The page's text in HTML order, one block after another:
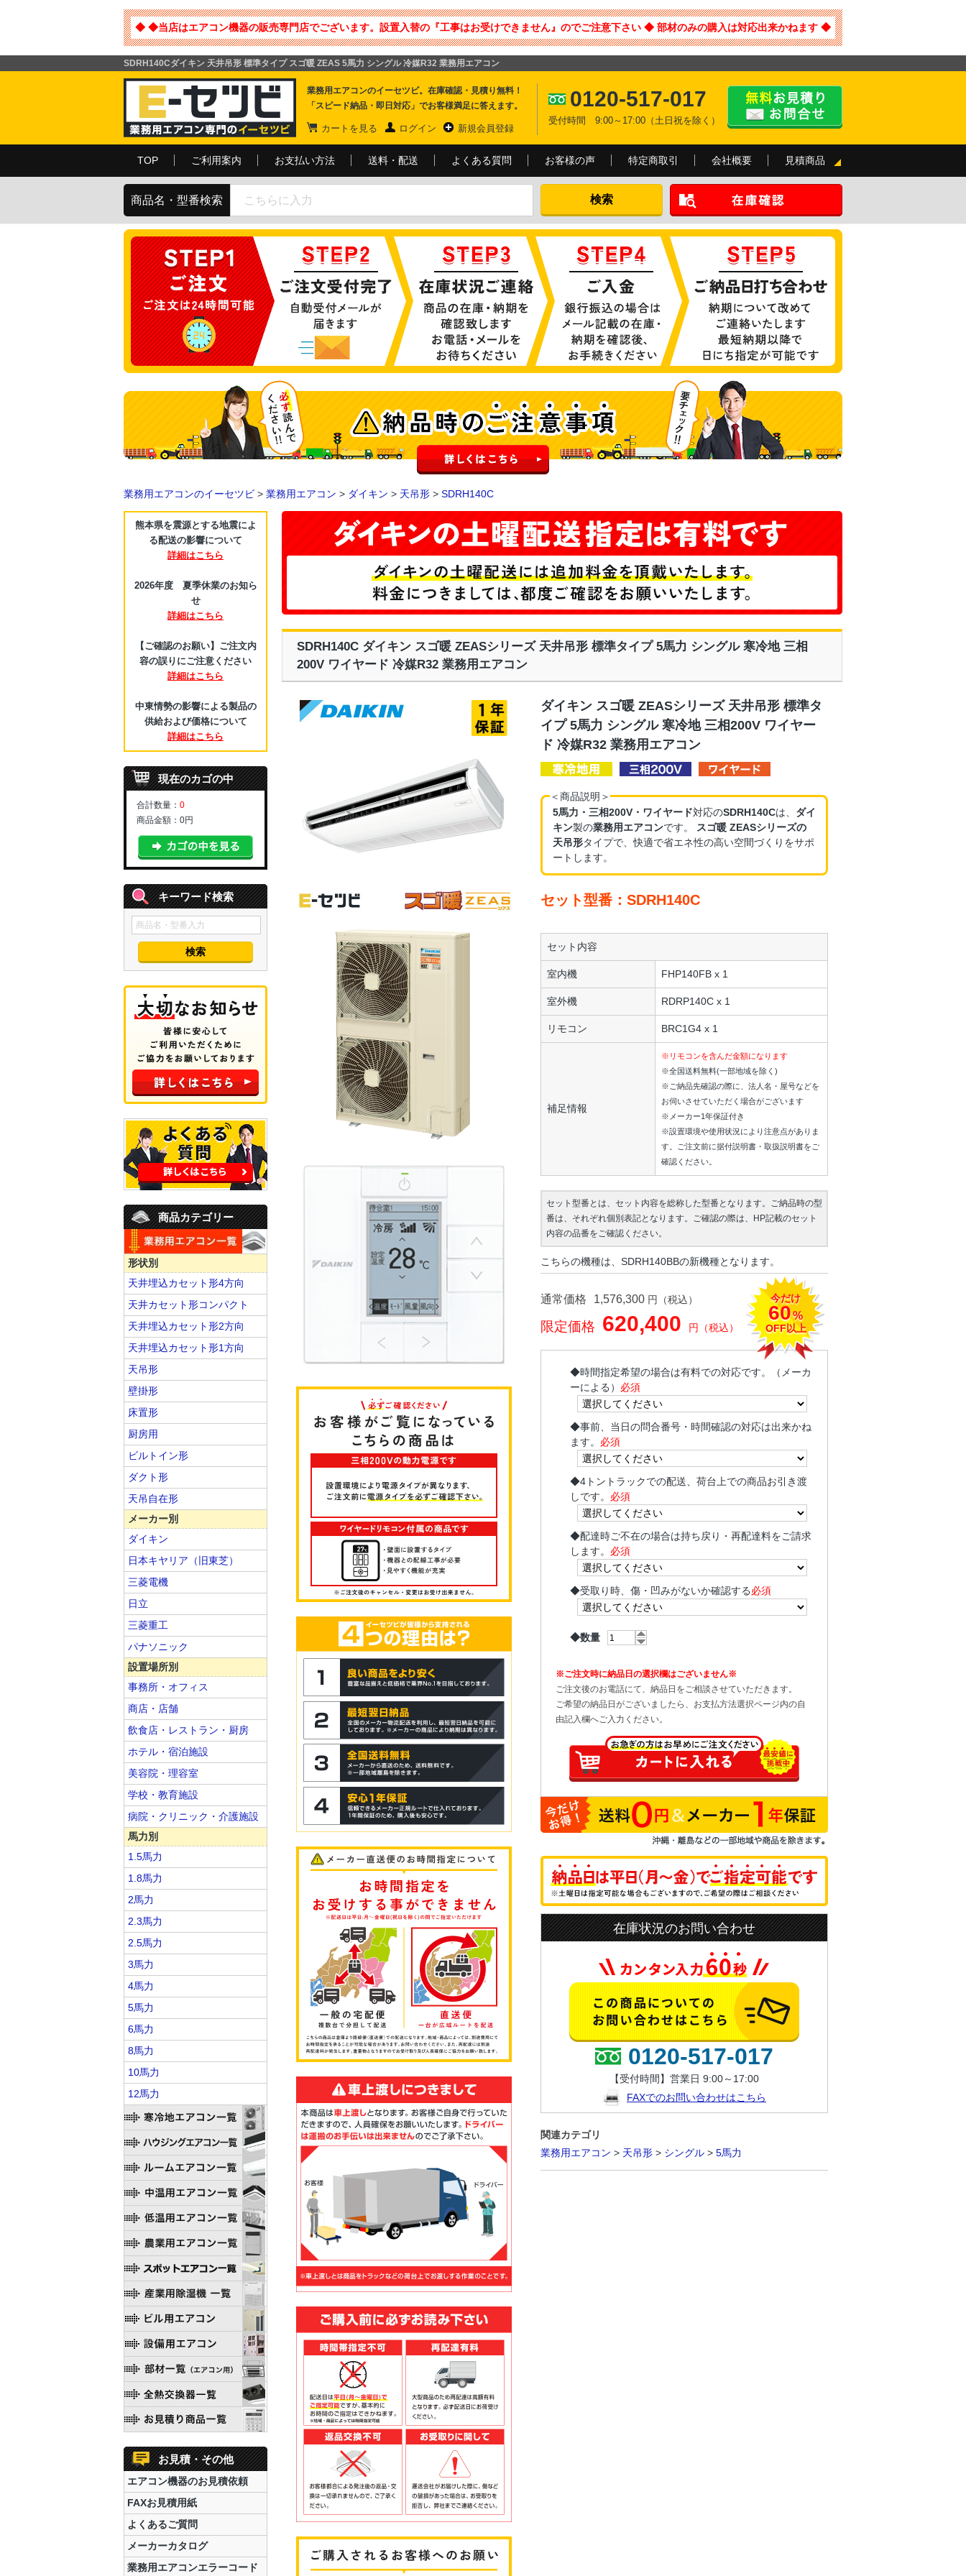
◆ ◆当店はエアコン機器の販売専門店でございます。設置入替の『工事はお受けできません』のでご注意下さい ◆ 部材のみの購入は対応出来かねます ◆
SDRH140Cダイキン 天井吊形 標準タイプ スゴ暖 ZEAS 5馬力 シングル 冷媒R32 業務用エアコン
業務用エアコンのイーセツビ。在庫確認・見積り無料！
「スピード納品・即日対応」でお客様満足に答えます。
カートを見る ログイン 新規会員登録
0120-517-017
受付時間 9:00～17:00（土日祝を除く）
TOP ご利用案内 お支払い方法 送料・配送 よくある質問 お客様の声 特定商取引 会社概要 見積商品
商品名・型番検索
業務用エアコンのイーセツビ > 業務用エアコン > ダイキン > 天吊形 > SDRH140C
SDRH140C ダイキン スゴ暖 ZEASシリーズ 天井吊形 標準タイプ 5馬力 シングル 寒冷地 三相
200V ワイヤード 冷媒R32 業務用エアコン
ダイキン スゴ暖 ZEASシリーズ 天井吊形 標準タ
イプ 5馬力 シングル 寒冷地 三相200V ワイヤー
ド 冷媒R32 業務用エアコン
＜商品説明＞
5馬力・三相200V・ワイヤード対応のSDRH140Cは、 ダイ
キン製の業務用エアコンです。
スゴ暖 ZEASシリーズの
天吊形タイプで、快適で省エネ性の高い空間づくりをサポ
ートします。
セット型番：SDRH140C
セット内容
室内機 FHP140FB x 1
室外機 RDRP140C x 1
リモコン BRC1G4 x 1
補足情報
※リモコンを含んだ金額になります
※全国送料無料(一部地域を除く)
※ご納品先確認の際に、法人名・屋号などを
お伺いさせていただく場合がございます
※メーカー1年保証付き
※設置環境や使用状況により注意点がありま
す。ご注文前に据付説明書・取扱説明書をご
確認ください。
セット型番とは、セット内容を総称した型番となります。ご納品時の型
番は、それぞれ個別表記となります。ご確認の際は、HP記載のセット
内容の品番をご確認ください。
こちらの機種は、SDRH140BBの新機種となります。
通常価格 1,576,300 円（税込）
限定価格 620,400 円（税込）
今だけ
60%
OFF以上
◆時間指定希望の場合は有料での対応です。（メーカ
ーによる） 必須
◆事前、当日の問合番号・時間確認の対応は出来かね
ます。 必須
◆4トントラックでの配送、荷台上での商品お引き渡
しです。 必須
◆配達時ご不在の場合は持ち戻り・再配達料をご請求
します。 必須
◆受取り時、傷・凹みがないか確認する必須
◆数量
※ご注文時に納品日の選択欄はございません※
ご注文後のお電話にて、納品日をご相談させていただきます。
ご希望の納品日がございましたら、お支払方法選択ページ内の自
由記入欄へご入力ください。
在庫状況のお問い合わせ
0120-517-017
【受付時間】営業日 9:00～17:00
FAXでのお問い合わせはこちら
関連カテゴリ
業務用エアコン > 天吊形 > シングル > 5馬力
熊本県を震源とする地震によ
る配送の影響について
詳細はこちら
2026年度 夏季休業のお知ら
せ
詳細はこちら
【ご確認のお願い】ご注文内
容の誤りにご注意ください
詳細はこちら
中東情勢の影響による製品の
供給および価格について
詳細はこちら
現在のカゴの中
合計数量： 0
商品金額： 0円
キーワード検索
商品カテゴリー
形状別
天井埋込カセット形4方向
天井カセット形コンパクト
天井埋込カセット形2方向
天井埋込カセット形1方向
天吊形
壁掛形
床置形
厨房用
ビルトイン形
ダクト形
天吊自在形
メーカー別
ダイキン
日本キヤリア（旧東芝）
三菱電機
日立
三菱重工
パナソニック
設置場所別
事務所・オフィス
商店・店舗
飲食店・レストラン・厨房
ホテル・宿泊施設
美容院・理容室
学校・教育施設
病院・クリニック・介護施設
馬力別
1.5馬力
1.8馬力
2馬力
2.3馬力
2.5馬力
3馬力
4馬力
5馬力
6馬力
8馬力
10馬力
12馬力
お見積・その他
エアコン機器のお見積依頼
FAXお見積用紙
よくあるご質問
メーカーカタログ
業務用エアコンエラーコード